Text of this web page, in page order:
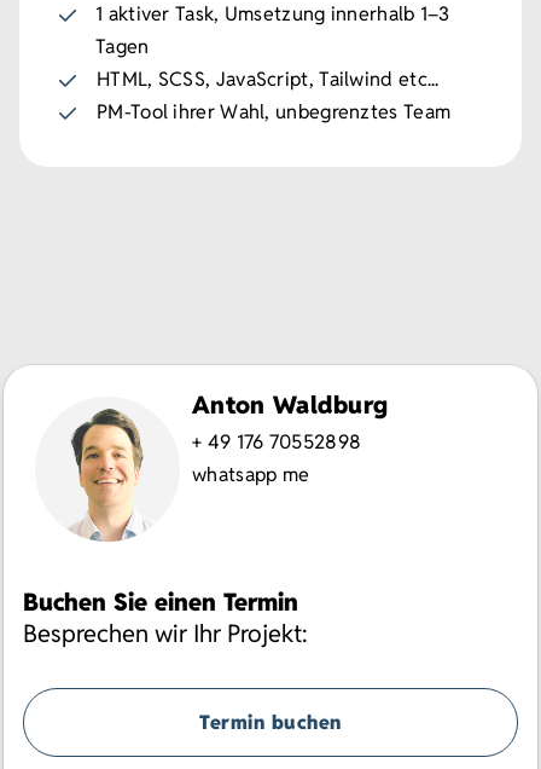
1 aktiver Task, Umsetzung innerhalb 1–3
Tagen
HTML, SCSS, JavaScript, Tailwind etc...
PM-Tool ihrer Wahl, unbegrenztes Team
Anton Waldburg
+ 49 176 70552898
whatsapp me
Buchen Sie einen Termin
Besprechen wir Ihr Projekt:
Termin buchen